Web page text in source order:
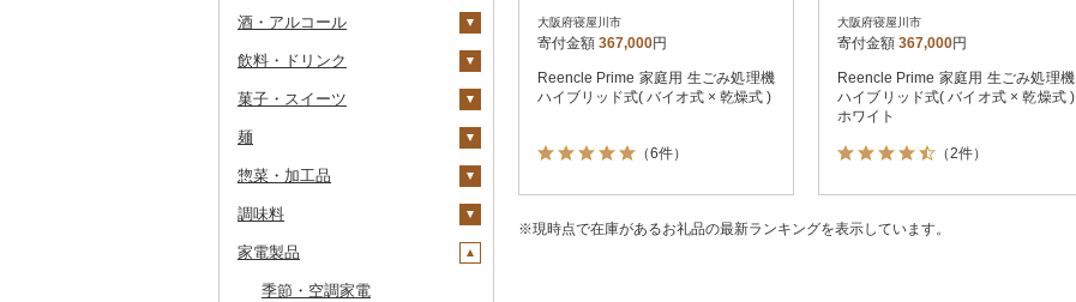
牛タン
和牛
黒毛和牛
仙台牛
米沢牛
山形牛
常陸牛
ビーフジャーキー
その他牛肉（加工品）
しゃぶしゃぶ
焼肉
アグー豚
もつ鍋
ハム
ソーセージ・ウインナ
鶏肉（精肉）
ハム・ソーセージ
唐揚げ
水炊き
地鶏
赤鶏さつま
その他鶏肉
鹿肉
馬肉
羊肉・ラム肉（ジンギス
かにしゃぶ
その他カニ
伊勢海老
その他エビ
明太子・たらこ
明太子
たらこ
その他魚卵
数の子
キャビア
その他魚卵
貝
鮑（アワビ）
牡蠣（カキ）
あさり
しじみ
鮮魚
鮭・サーモン
マグロ
イワシ
イカ・タコ
イカ
タコ
海苔・海藻
海苔
干物
玄米
金芽米
ゆめぴりか
コシヒカリ
はえぬき
さがびより
あきたこまち
その他穀物加工品
パン
ナガノパープル
ピオーネ
デラウェア
その他ぶどう・マスカ
りんご
もも
メロン
梨
和梨
洋梨・ラフランス
マンゴー
みかん・柑橘
みかん
すいか
じゃがいも
さつまいも
その他いも
トマト
フルーツトマト
ミニトマト
玉ねぎ
ねぎ
根菜
人参
大根
自然薯
アスパラガス
豆
きのこ
卵
チーズ
ヨーグルト
バター
その他乳製品
酒・アルコール
ビール・発泡酒
ビール
地ビール・クラフトビ
日本酒
純米吟醸
大吟醸
吟醸
その他日本酒
芋焼酎
麦焼酎
米焼酎
黒糖焼酎
梅酒
泡盛
ワイン
白ワイン
ウイスキー
飲料・ドリンク
水・ミネラルウォーター
飲料
コーヒー豆
粉
ドリップ
茶
飲料
茶葉・ティーバッグ
静岡茶
果汁飲料
りんごジュース
みかんジュース（オレ
紅茶
飲料
その他飲料・ジュース
菓子・スイーツ
クッキー
焼き菓子
プリン
ゼリー
麺
ラーメン
うどん
そば
パスタ
惣菜・加工品
惣菜
餃子
シュウマイ
カレー・シチュー
カレー
鍋
調味料
砂糖
塩
家電製品
季節・空調家電
乾燥式 )ブラック
大阪府寝屋川市
寄付金額 367,000円
Reencle Prime 家庭用 生ごみ処理機
ハイブリッド式( バイオ式 × 乾燥式 )
（6件）
乾燥式 )ホワイト
大阪府寝屋川市
寄付金額 367,000円
Reencle Prime 家庭用 生ごみ処理機
ハイブリッド式( バイオ式 × 乾燥式 )
ホワイト
（2件）
※現時点で在庫があるお礼品の最新ランキングを表示しています。